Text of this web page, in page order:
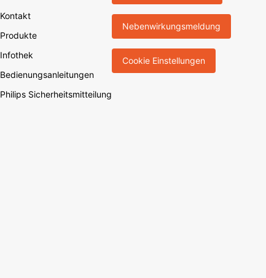
Kontakt
Produkte
Infothek
Bedienungsanleitungen
Philips Sicherheitsmitteilung
Nebenwirkungsmeldung
Cookie Einstellungen